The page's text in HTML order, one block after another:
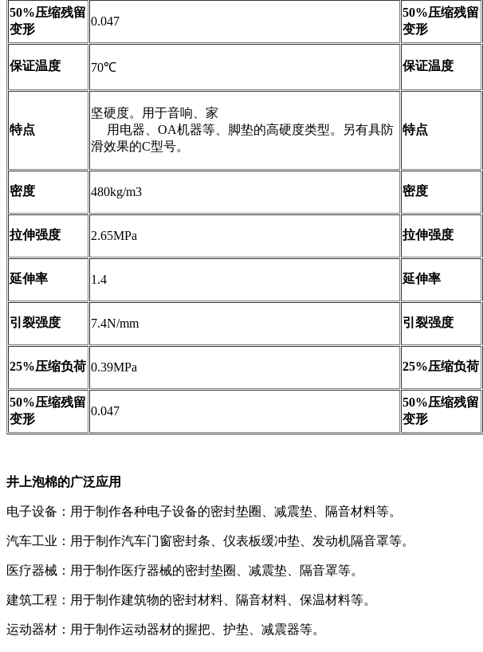
50%压缩残留
变形
0.047
50%压缩残留
变形
保证温度 70℃ 保证温度
特点
坚硬度。用于音响、家
用电器、OA机器等、脚垫的高硬度类型。另有具防
滑效果的C型号。
特点
密度 480kg/m3 密度
拉伸强度 2.65MPa 拉伸强度
延伸率 1.4 延伸率
引裂强度 7.4N/mm 引裂强度
25%压缩负荷 0.39MPa 25%压缩负荷
50%压缩残留
变形
0.047
50%压缩残留
变形
井上泡棉的广泛应用
电子设备：用于制作各种电子设备的密封垫圈、减震垫、隔音材料等。
汽车工业：用于制作汽车门窗密封条、仪表板缓冲垫、发动机隔音罩等。
医疗器械：用于制作医疗器械的密封垫圈、减震垫、隔音罩等。
建筑工程：用于制作建筑物的密封材料、隔音材料、保温材料等。
运动器材：用于制作运动器材的握把、护垫、减震器等。